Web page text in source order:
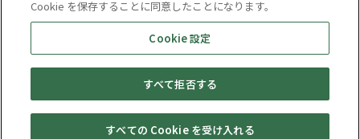
会社概要
サイトマップ
お問い合わせ
個人情報保護方針
株式会社テイツー
埼玉県公安委員会許可 第431100002846号
© TAYTWO CO,.LTD.
Cookie を保存することに同意したことになります。
Cookie 設定
すべて拒否する
すべての Cookie を受け入れる